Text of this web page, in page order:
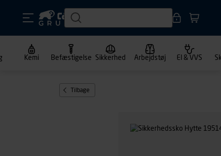
Kemi Befæstigelse Sikkerhed Arbejdstøj El & VVS
Tilbage